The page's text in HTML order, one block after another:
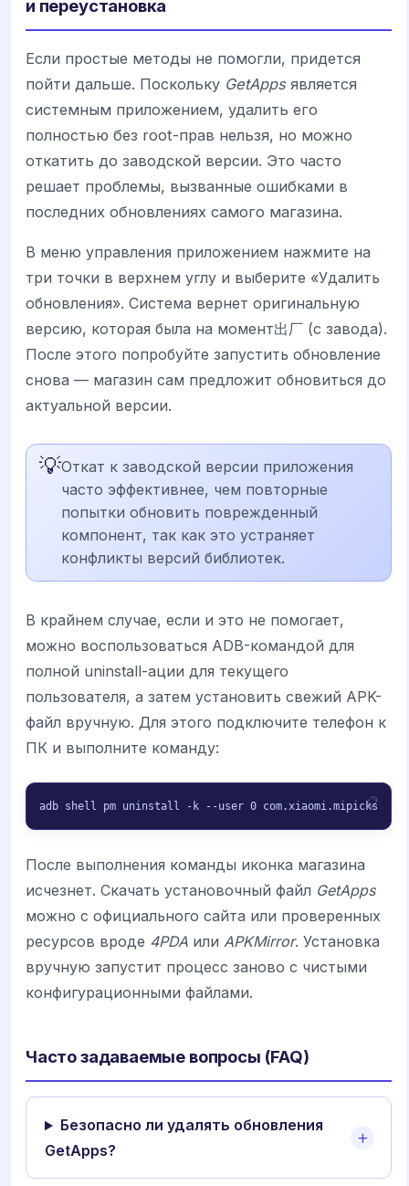
и переустановка
Если простые методы не помогли, придется
пойти дальше. Поскольку GetAppsявляется
системным приложением, удалить его
полностью без root-прав нельзя, но можно
откатить до заводской версии. Это часто
решает проблемы, вызванные ошибками в
последних обновлениях самого магазина.
В меню управления приложением нажмите на
три точки в верхнем углу и выберите «Удалить
обновления». Система вернет оригинальную
версию, которая была на момент出厂 (с завода).
После этого попробуйте запустить обновление
снова — магазин сам предложит обновиться до
актуальной версии.
💡Откат к заводской версии приложения
часто эффективнее, чем повторные
попытки обновить поврежденный
компонент, так как это устраняет
конфликты версий библиотек.
В крайнем случае, если и это не помогает,
можно воспользоваться ADB-командой для
полной uninstall-ации для текущего
пользователя, а затем установить свежий APK-
файл вручную. Для этого подключите телефон к
ПК и выполните команду:
adb shell pm uninstall -k --user 0 com.xiaomi.mipicks
После выполнения команды иконка магазина
исчезнет. Скачать установочный файл GetApps
можно с официального сайта или проверенных
ресурсов вроде 4PDA или APKMirror. Установка
вручную запустит процесс заново с чистыми
конфигурационными файлами.
Часто задаваемые вопросы (FAQ)
Безопасно ли удалять обновления
GetApps?